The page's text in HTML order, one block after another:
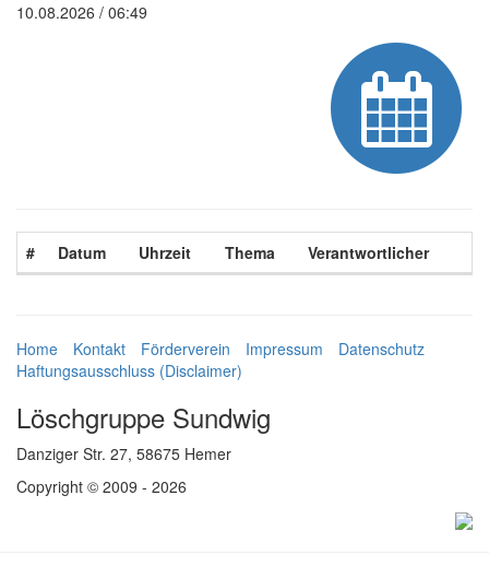
10.08.2026 / 06:49
# Datum Uhrzeit Thema Verantwortlicher
Home Kontakt Förderverein Impressum
Datenschutz
Haftungsausschluss (Disclaimer)
Löschgruppe Sundwig
Danziger Str. 27, 58675 Hemer
Copyright © 2009 - 2026